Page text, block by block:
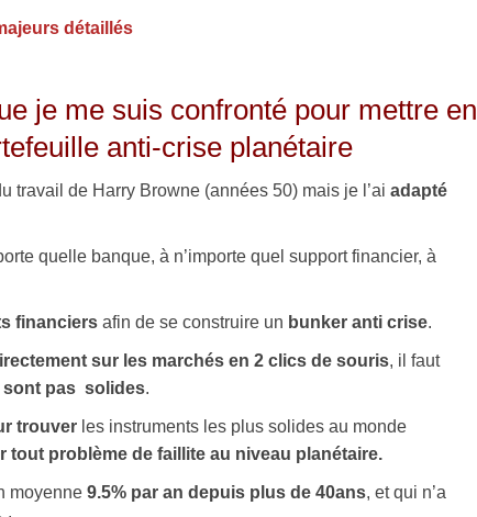
détaillés
je me suis confronté pour mettre en
anti-crise planétaire
travail de Harry Browne (années 50) mais je l’ai adapté
quelle banque, à n’importe quel support financier, à
financiers afin de se construire un bunker anti crise.
sur les marchés en 2 clics de souris, il faut
sont pas solides.
trouver les instruments les plus solides au monde
tout problème de faillite au niveau planétaire.
moyenne 9.5% par an depuis plus de 40ans, et qui n’a